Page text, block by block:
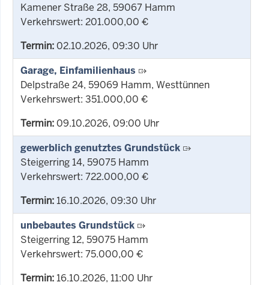
Kamener Straße 28, 59067 Hamm
Verkehrswert: 201.000,00 €
Termin:02.10.2026, 09:30 Uhr
Garage, Einfamilienhaus
Delpstraße 24, 59069 Hamm, Westtünnen
Verkehrswert: 351.000,00 €
Termin:09.10.2026, 09:00 Uhr
gewerblich genutztes Grundstück
Steigerring 14, 59075 Hamm
Verkehrswert: 722.000,00 €
Termin:16.10.2026, 09:30 Uhr
unbebautes Grundstück
Steigerring 12, 59075 Hamm
Verkehrswert: 75.000,00 €
Termin:16.10.2026, 11:00 Uhr